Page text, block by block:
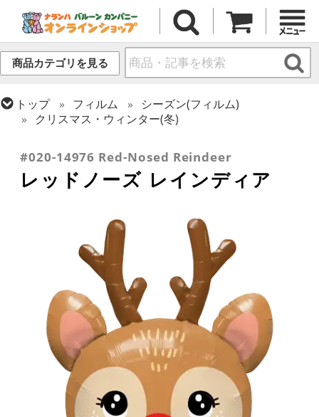
商品カテゴリを見る
トップ フィルム
シーズン(フィルム)
クリスマス・ウィンター(冬)
#020-14976 Red-Nosed Reindeer
レッドノーズ レインディア